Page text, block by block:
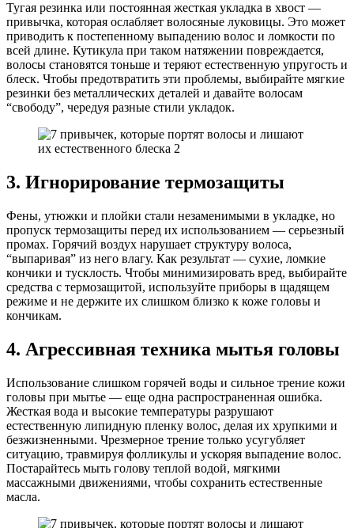
Тугая резинка или постоянная жесткая укладка в хвост —
привычка, которая ослабляет волосяные луковицы. Это может
приводить к постепенному выпадению волос и ломкости по
всей длине. Кутикула при таком натяжении повреждается,
волосы становятся тоньше и теряют естественную упругость и
блеск. Чтобы предотвратить эти проблемы, выбирайте мягкие
резинки без металлических деталей и давайте волосам
“свободу”, чередуя разные стили укладок.
3. Игнорирование термозащиты
Фены, утюжки и плойки стали незаменимыми в укладке, но
пропуск термозащиты перед их использованием — серьезный
промах. Горячий воздух нарушает структуру волоса,
“выпаривая” из него влагу. Как результат — сухие, ломкие
кончики и тусклость. Чтобы минимизировать вред, выбирайте
средства с термозащитой, используйте приборы в щадящем
режиме и не держите их слишком близко к коже головы и
кончикам.
4. Агрессивная техника мытья головы
Использование слишком горячей воды и сильное трение кожи
головы при мытье — еще одна распространенная ошибка.
Жесткая вода и высокие температуры разрушают
естественную липидную пленку волос, делая их хрупкими и
безжизненными. Чрезмерное трение только усугубляет
ситуацию, травмируя фолликулы и ускоряя выпадение волос.
Постарайтесь мыть голову теплой водой, мягкими
массажными движениями, чтобы сохранить естественные
масла.